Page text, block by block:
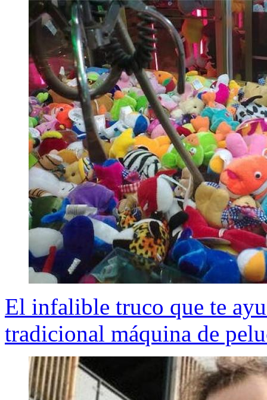
El infalible truco que te
tradicional máquina de